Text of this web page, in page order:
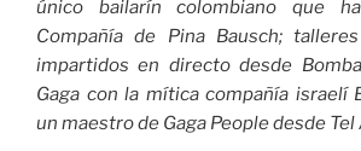
único bailarín colombiano que
Compañía de Pina Bausch;
impartidos en directo desde
Gaga con la mítica compañía israelí
un maestro de Gaga People desde Tel